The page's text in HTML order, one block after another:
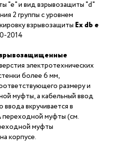
"е" и вид взрывозащиты "d"
2 группы с уровнем
взрывозащиты Ех db е
2014
электротехнических
более 6 мм,
размеру и
муфты, а кабельный ввод
вкручивается в
переходной муфты (см.
муфты
корпусе.